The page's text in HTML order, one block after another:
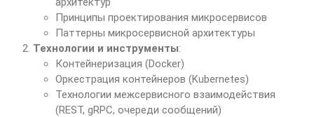
Принципы проектирования микросервисов
Паттерны микросервисной архитектуры
Технологии и инструменты:
Контейнеризация (Docker)
Оркестрация контейнеров (Kubernetes)
Технологии межсервисного взаимодействия
(REST, gRPC, очереди сообщений)